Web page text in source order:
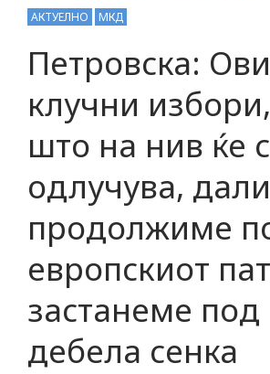
АКТУЕЛНО МКД
Петровска:
клучни
што на нив ќе
одлучува,
продолжиме
европскиот
застанеме под
дебела сенка